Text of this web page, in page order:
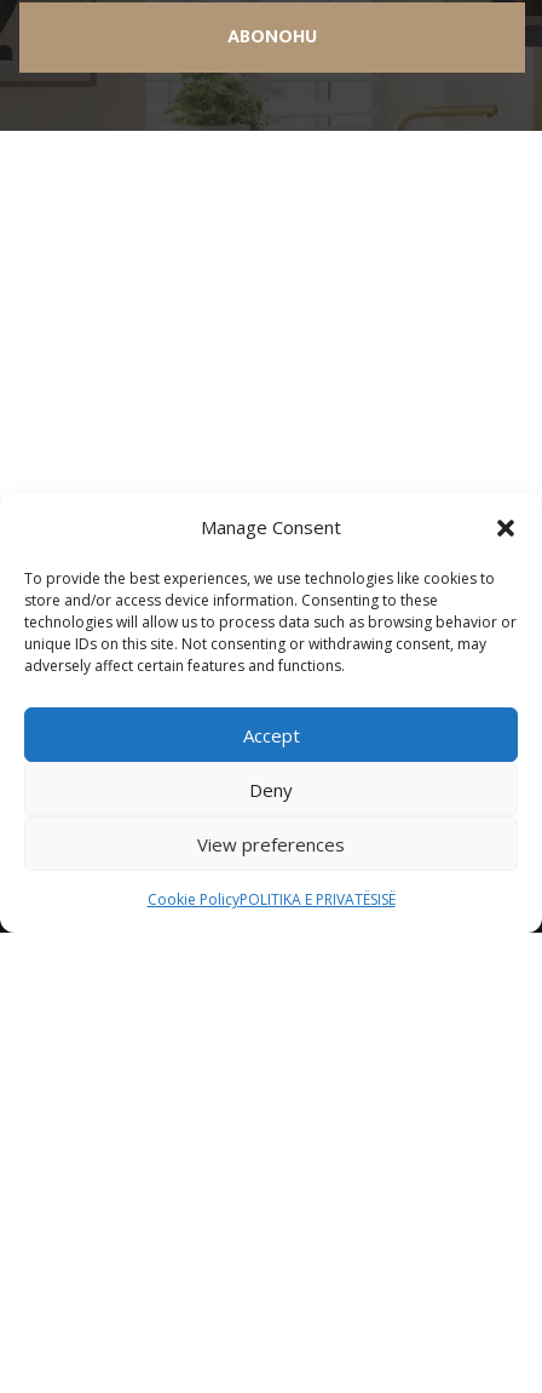
Manage Consent
To provide the best experiences, we use technologies like cookies to
store and/or access device information. Consenting to these
technologies will allow us to process data such as browsing behavior or
unique IDs on this site. Not consenting or withdrawing consent, may
adversely affect certain features and functions.
Accept
Deny
View preferences
Cookie PolicyPOLITIKA E PRIVATËSISË
ABONOHU